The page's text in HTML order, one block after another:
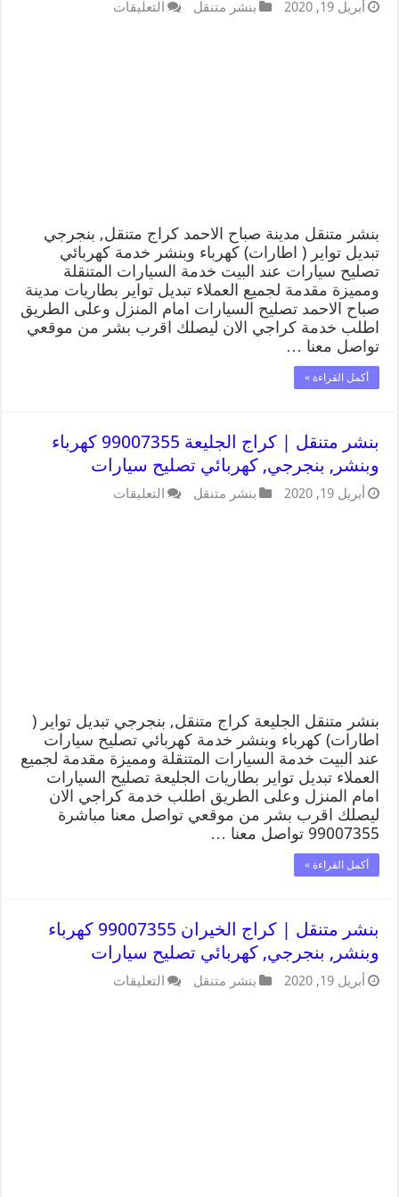
أبريل 19, 2020 بنشر متنقل التعليقات
بنشر متنقل مدينة صباح الاحمد كراج متنقل, بنجرجي
تبديل تواير ( اطارات) كهرباء وبنشر خدمة كهربائي
تصليح سيارات عند البيت خدمة السيارات المتنقلة
ومميزة مقدمة لجميع العملاء تبديل تواير بطاريات مدينة
صباح الاحمد تصليح السيارات امام المنزل وعلى الطريق
اطلب خدمة كراجي الان ليصلك اقرب بشر من موقعي
تواصل معنا …
أكمل القراءة »
بنشر متنقل | كراج الجليعة 99007355 كهرباء
وبنشر, بنجرجي, كهربائي تصليح سيارات
أبريل 19, 2020 بنشر متنقل التعليقات
بنشر متنقل الجليعة كراج متنقل, بنجرجي تبديل تواير (
اطارات) كهرباء وبنشر خدمة كهربائي تصليح سيارات
عند البيت خدمة السيارات المتنقلة ومميزة مقدمة لجميع
العملاء تبديل تواير بطاريات الجليعة تصليح السيارات
امام المنزل وعلى الطريق اطلب خدمة كراجي الان
ليصلك اقرب بشر من موقعي تواصل معنا مباشرة
99007355 تواصل معنا …
أكمل القراءة »
بنشر متنقل | كراج الخيران 99007355 كهرباء
وبنشر, بنجرجي, كهربائي تصليح سيارات
أبريل 19, 2020 بنشر متنقل التعليقات